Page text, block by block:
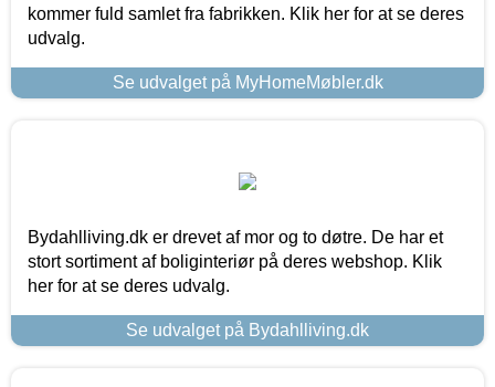
kommer fuld samlet fra fabrikken. Klik her for at se deres
udvalg.
Se udvalget på MyHomeMøbler.dk
Bydahlliving.dk er drevet af mor og to døtre. De har et
stort sortiment af boliginteriør på deres webshop. Klik
her for at se deres udvalg.
Se udvalget på Bydahlliving.dk